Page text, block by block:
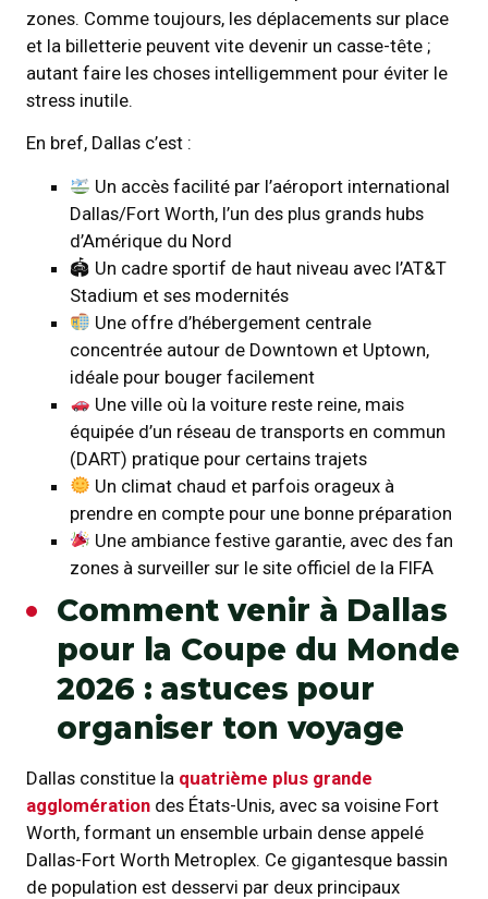
zones. Comme toujours, les déplacements sur place
et la billetterie peuvent vite devenir un casse-tête ;
autant faire les choses intelligemment pour éviter le
stress inutile.
En bref, Dallas c’est :
Un accès facilité par l’aéroport international
Dallas/Fort Worth, l’un des plus grands hubs
d’Amérique du Nord
🏟 Un cadre sportif de haut niveau avec l’AT&T
Stadium et ses modernités
Une offre d’hébergement centrale
concentrée autour de Downtown et Uptown,
idéale pour bouger facilement
Une ville où la voiture reste reine, mais
équipée d’un réseau de transports en commun
(DART) pratique pour certains trajets
Un climat chaud et parfois orageux à
prendre en compte pour une bonne préparation
Une ambiance festive garantie, avec des fan
zones à surveiller sur le site officiel de la FIFA
Comment venir à Dallas
pour la Coupe du Monde
2026 : astuces pour
organiser ton voyage
Dallas constitue la quatrième plus grande
agglomération des États-Unis, avec sa voisine Fort
Worth, formant un ensemble urbain dense appelé
Dallas-Fort Worth Metroplex. Ce gigantesque bassin
de population est desservi par deux principaux